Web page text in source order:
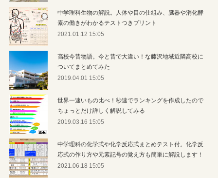
中学理科生物の解説。人体や目の仕組み、臓器や消化酵
素の働きがわかるテストつきプリント
2021.01.12 15:05
高校今昔物語。今と昔で大違い！な藤沢地域近隣高校に
ついてまとめてみた
2019.04.01 15:05
世界一速いもの比べ！秒速でランキングを作成したので
ちょっとだけ詳しく解説してみる
2019.03.16 15:05
中学理科の化学式や化学反応式まとめテスト付。化学反
応式の作り方や元素記号の覚え方も簡単に解説します！
2021.06.18 15:05